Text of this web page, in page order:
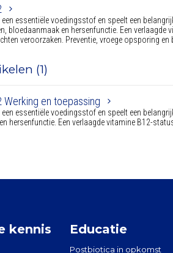
essentiële voedingsstof en speelt een
bloedaanmaak en hersenfunctie. Een verlaagde
veroorzaken. Preventie, vroege opsporing en
(1)
Werking en toepassing
essentiële voedingsstof en speelt een
hersenfunctie. Een verlaagde vitamine B12-
kennis Educatie
Postbiotica in opkomst